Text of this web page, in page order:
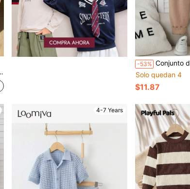
-53% Conjunto de 2 piezas de suéter tejido para niños pequeños, suéter de cuello
Solo quedan 4
$11.87
4-7 Years